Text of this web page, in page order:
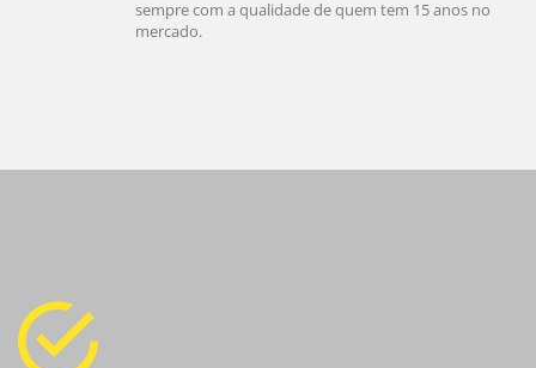
sempre com a qualidade de quem tem 15 anos no
mercado.